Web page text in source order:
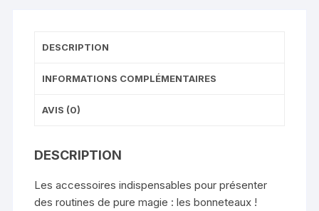
DESCRIPTION
INFORMATIONS COMPLÉMENTAIRES
AVIS (0)
DESCRIPTION
Les accessoires indispensables pour présenter
des routines de pure magie : les bonneteaux !